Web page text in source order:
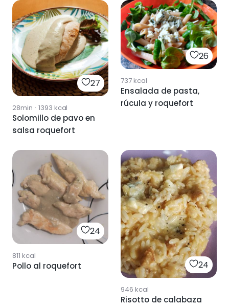
27
28min · 1393 kcal
Solomillo de pavo en
salsa roquefort
26
737kcal
Ensalada de pasta,
rúcula y roquefort
24
811 kcal
Pollo al roquefort 24
946 kcal
Risotto de calabaza